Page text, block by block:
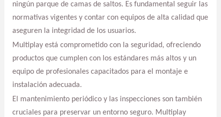
ningún parque de camas de saltos. Es fundamental seguir las
normativas vigentes y contar con equipos de alta calidad que
aseguren la integridad de los usuarios.
Multiplay está comprometido con la seguridad, ofreciendo
productos que cumplen con los estándares más altos y un
equipo de profesionales capacitados para el montaje e
instalación adecuada.
El mantenimiento periódico y las inspecciones son también
cruciales para preservar un entorno seguro. Multiplay